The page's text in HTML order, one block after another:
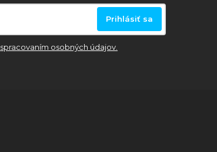
Prihlásiť sa
spracovaním osobných údajov.